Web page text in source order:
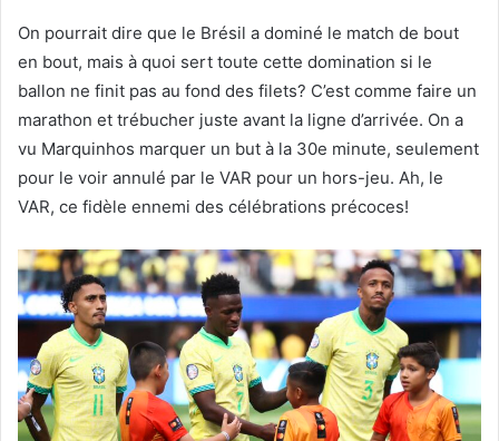
On pourrait dire que le Brésil a dominé le match de bout
en bout, mais à quoi sert toute cette domination si le
ballon ne finit pas au fond des filets? C’est comme faire un
marathon et trébucher juste avant la ligne d’arrivée. On a
vu Marquinhos marquer un but à la 30e minute, seulement
pour le voir annulé par le VAR pour un hors-jeu. Ah, le
VAR, ce fidèle ennemi des célébrations précoces!